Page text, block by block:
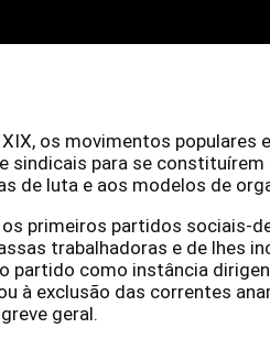
os movimentos
sindicais para se
de luta e aos modelos de
primeiros partidos sociais-
trabalhadoras e de lhes
partido como instância
à exclusão das correntes
geral.